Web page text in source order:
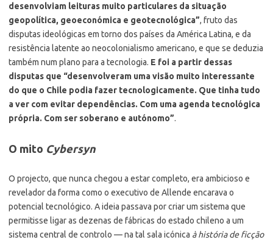
desenvolviam leituras muito particulares da situação
geopolítica, geoeconómica e geotecnológica”, fruto das
disputas ideológicas em torno dos países da América Latina, e da
resistência latente ao neocolonialismo americano, e que se deduzia
também num plano para a tecnologia. E foi a partir dessas
disputas que “desenvolveram uma visão muito interessante
do que o Chile podia fazer tecnologicamente. Que tinha tudo
a ver com evitar dependências. Com uma agenda tecnológica
própria. Com ser soberano e autónomo”.
O mito Cybersyn
O projecto, que nunca chegou a estar completo, era ambicioso e
revelador da forma como o executivo de Allende encarava o
potencial tecnológico. A ideia passava por criar um sistema que
permitisse ligar as dezenas de fábricas do estado chileno a um
sistema central de controlo — na tal sala icónica à história de ficção